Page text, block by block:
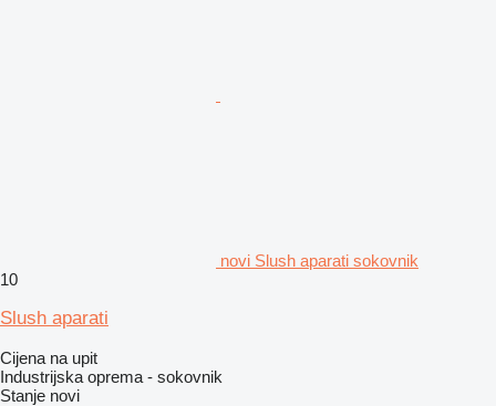
novi Slush aparati sokovnik
10
Slush aparati
Cijena na upit
Industrijska oprema - sokovnik
Stanje novi